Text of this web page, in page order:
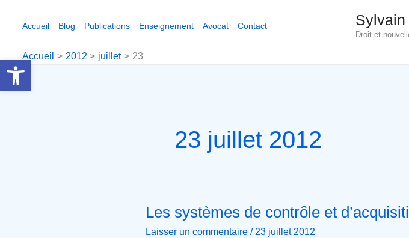
Ouvrir la barre d’outils
Accueil Blog Publications Enseignement Avocat Contact
Droit et
Accueil 2012 juillet 23
23 juillet 2012
Les systèmes de contrôle et
Laisser un commentaire / 23 juillet 2012
Les
systèmes